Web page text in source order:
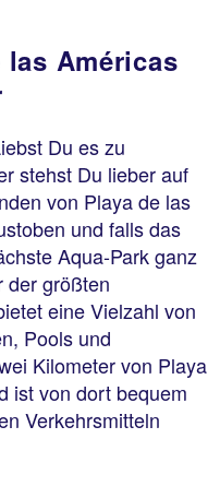
Américas
Du es zu
stehst Du lieber auf
von Playa de las
und falls das
Aqua-Park ganz
der größten
eine Vielzahl von
Pools und
Kilometer von Playa
ist von dort bequem
Verkehrsmitteln